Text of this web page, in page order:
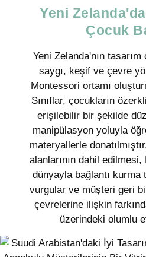
Yeni
Çocuk
Yeni Zelanda'nın tasarım
saygı, keşif ve çevre
Montessori ortamı
Sınıflar, çocukların
erişilebilir bir şekilde
manipülasyon yoluyla
materyallerle
alanlarının dahil
dünyayla bağlantı kurma
vurgular ve müşteri geri
çevrelerine ilişkin
üzerindeki olumlu